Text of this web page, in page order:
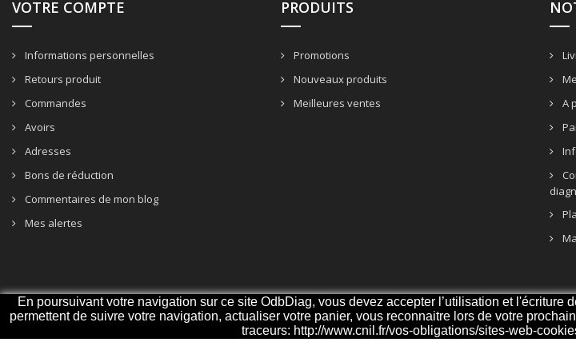
VOTRE COMPTE
Informations personnelles
Retours produit
Commandes
Avoirs
Adresses
Bons de réduction
Commentaires de mon blog
Mes alertes
PRODUITS
Promotions
Nouveaux produits
Meilleures ventes
A
En poursuivant votre navigation sur ce site OdbDiag, vous devez accepter l’utilisation et
permettent de suivre votre navigation, actualiser votre panier, vous reconnaitre lors de votre
traceurs: http://www.cnil.fr/vos-obligations/sites-web-
© 2026 - ODBDiag, votre spécialiste diagnostique